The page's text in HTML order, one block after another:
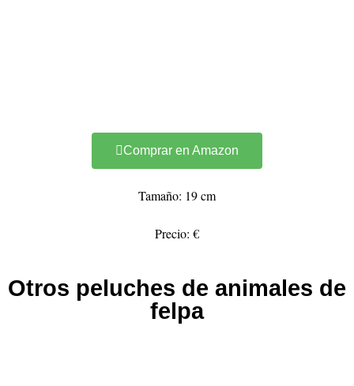
Comprar en Amazon
Tamaño: 19 cm
Precio: €
Otros peluches de animales de
felpa